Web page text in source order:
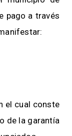
pago a través
el cual conste
de la garantía